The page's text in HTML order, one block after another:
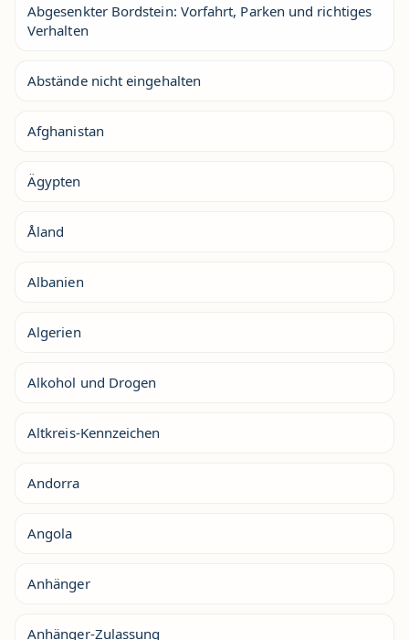
Abgesenkter Bordstein: Vorfahrt, Parken und richtiges
Verhalten
Abstände nicht eingehalten
Afghanistan
Ägypten
Åland
Albanien
Algerien
Alkohol und Drogen
Altkreis-Kennzeichen
Andorra
Angola
Anhänger
Anhänger-Zulassung